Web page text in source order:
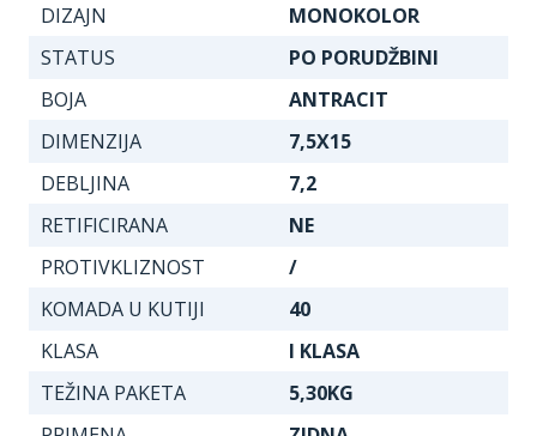
DIZAJN
MONOKOLOR
STATUS
PO PORUDŽBINI
BOJA
ANTRACIT
DIMENZIJA
7,5X15
DEBLJINA
7,2
RETIFICIRANA
NE
PROTIVKLIZNOST
/
KOMADA U KUTIJI
40
KLASA
I KLASA
TEŽINA PAKETA
5,30KG